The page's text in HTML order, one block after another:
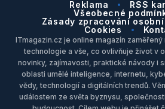
Reklama
RSS
Všeobecné
Zásady zpracování
Cookies
ITmagazin.cz je online magazín
technologie a vše, co ovlivňuje život v
novinky, zajímavosti, praktické návody i
oblasti umělé inteligence, internetu,
vědy, technologií a digitálních trendů.
událostem ze světa byznysu,